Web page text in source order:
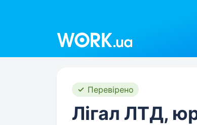
Перевірено
Лігал ЛТД,